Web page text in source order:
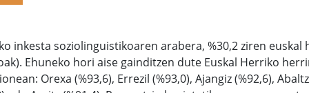
inkesta soziolinguistikoaren arabera, %30,2 ziren
Ehuneko hori aise gainditzen dute Euskal Herriko
Orexa (%93,6), Errezil (%93,0), Ajangiz (%92,6),